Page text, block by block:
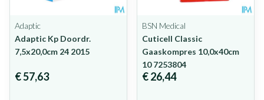
Adaptic
Adaptic Kp Doordr.
7,5x20,0cm 24 2015
€ 57,63
BSN Medical
Cuticell Classic
Gaaskompres 10,0x40cm
10 7253804
€ 26,44